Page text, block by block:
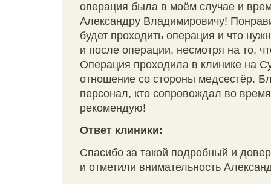
операция была в моём случае и
Александру Владимировичу!
будет проходить операция и что
и после операции, несмотря на то,
Операция проходила в клинике на
отношение со стороны медсестёр.
персонал, кто сопровождал во
рекомендую!
Ответ клиники:
Спасибо за такой подробный и
и отметили внимательность